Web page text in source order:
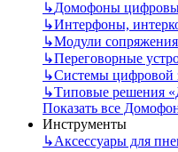
↳Домофоны
↳Интерфоны,
↳Модули сопряжения
↳Переговорные
↳Системы цифровой
↳Типовые решения
Показать все
Инструменты
↳Аксессуары для